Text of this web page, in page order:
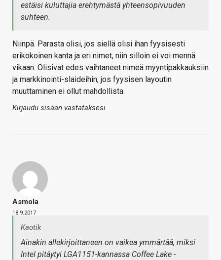
estäisi kuluttajia erehtymästä yhteensopivuuden
suhteen.
Niinpä. Parasta olisi, jos siellä olisi ihan fyysisesti
erikokoinen kanta ja eri nimet, niin silloin ei voi mennä
vikaan. Olisivat edes vaihtaneet nimeä myyntipakkauksiin
ja markkinointi-slaideihin, jos fyysisen layoutin
muuttaminen ei ollut mahdollista.
Kirjaudu sisään vastataksesi
Asmola
18.9.2017
Kaotik
Ainakin allekirjoittaneen on vaikea ymmärtää, miksi
Intel pitäytyi LGA1151-kannassa Coffee Lake -